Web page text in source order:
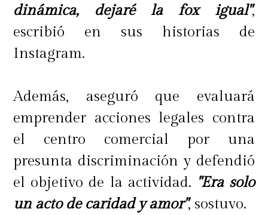
dinámica, dejaré la fox igual",
escribió en sus historias de
Instagram.
Además, aseguró que evaluará
emprender acciones legales contra
el centro comercial por una
presunta discriminación y defendió
el objetivo de la actividad. "Era solo
un acto de caridad y amor", sostuvo.